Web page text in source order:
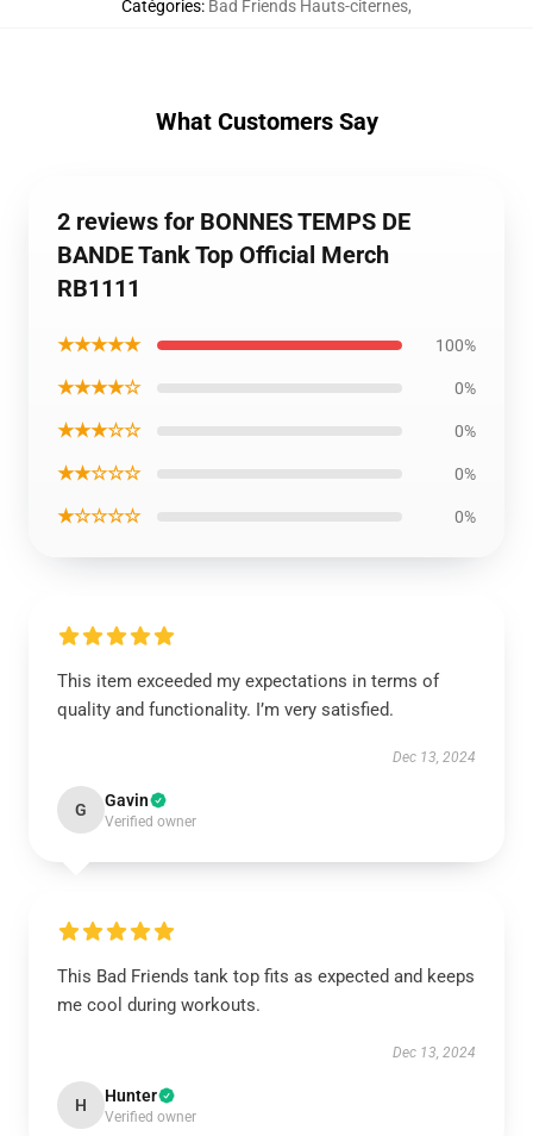
Catégories: Bad Friends Hauts-citernes,
What Customers Say
2 reviews for BONNES TEMPS DE
BANDE Tank Top Official Merch
RB1111
★★★★★ 100%
★★★★☆ 0%
★★★☆☆ 0%
★★☆☆☆ 0%
★☆☆☆☆ 0%
This item exceeded my expectations in terms of
quality and functionality. I’m very satisfied.
Dec 13, 2024
G Gavin
Verified owner
This Bad Friends tank top fits as expected and keeps
me cool during workouts.
Dec 13, 2024
H Hunter
Verified owner